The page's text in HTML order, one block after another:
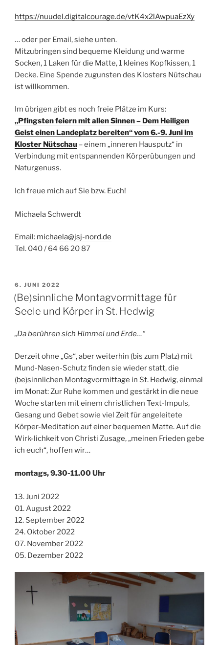
https://nuudel.digitalcourage.de/vtK4x2lAwpuaEzXy
… oder per Email, siehe unten.
Mitzubringen sind bequeme Kleidung und warme
Socken, 1 Laken für die Matte, 1 kleines Kopfkissen, 1
Decke. Eine Spende zugunsten des Klosters Nütschau
ist willkommen.
Im übrigen gibt es noch freie Plätze im Kurs:
„Pfingsten feiern mit allen Sinnen – Dem Heiligen
Geist einen Landeplatz bereiten“ vom 6.-9. Juni im
Kloster Nütschau – einem „inneren Hausputz“ in
Verbindung mit entspannenden Körperübungen und
Naturgenuss.
Ich freue mich auf Sie bzw. Euch!
Michaela Schwerdt
Email: michaela@jsj-nord.de
Tel. 040 / 64 66 20 87
VERÖFFENTLICHT
AM
6. JUNI 2022
(Be)sinnliche Montagvormittage für
Seele und Körper in St. Hedwig
„Da berühren sich Himmel und Erde…“
Derzeit ohne „Gs“, aber weiterhin (bis zum Platz) mit
Mund-Nasen-Schutz finden sie wieder statt, die
(be)sinnlichen Montagvormittage in St. Hedwig, einmal
im Monat: Zur Ruhe kommen und gestärkt in die neue
Woche starten mit einem christlichen Text-Impuls,
Gesang und Gebet sowie viel Zeit für angeleitete
Körper-Meditation auf einer bequemen Matte. Auf die
Wirk-lichkeit von Christi Zusage, „meinen Frieden gebe
ich euch“, hoffen wir…
montags, 9.30-11.00 Uhr
13. Juni 2022
01. August 2022
12. September 2022
24. Oktober 2022
07. November 2022
05. Dezember 2022